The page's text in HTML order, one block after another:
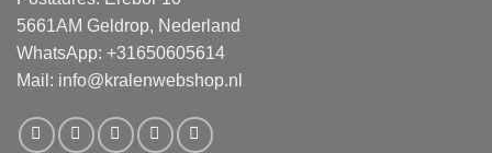
5661AM Geldrop, Nederland
WhatsApp: +31650605614
Mail: info@kralenwebshop.nl